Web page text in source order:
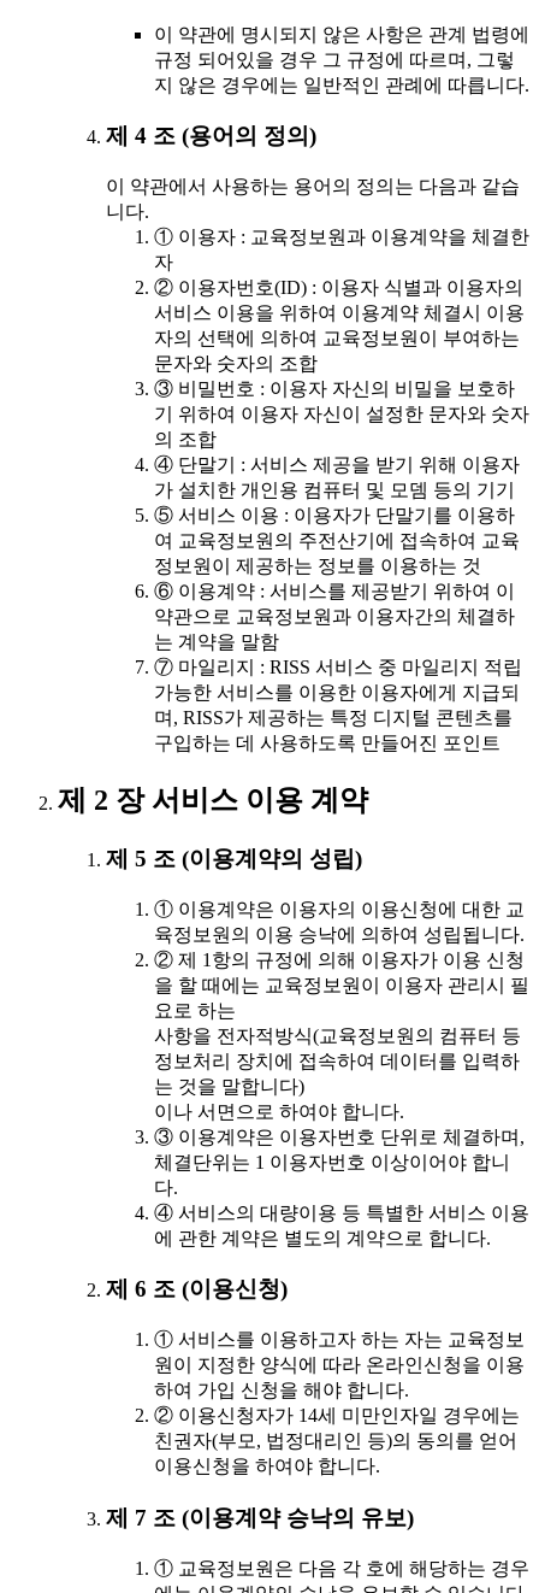
이 약관에 명시되지 않은 사항은 관계 법령에
규정 되어있을 경우 그 규정에 따르며, 그렇
지 않은 경우에는 일반적인 관례에 따릅니다.
제 4 조 (용어의 정의)
이 약관에서 사용하는 용어의 정의는 다음과 같습
니다.
① 이용자 : 교육정보원과 이용계약을 체결한
자
② 이용자번호(ID) : 이용자 식별과 이용자의
서비스 이용을 위하여 이용계약 체결시 이용
자의 선택에 의하여 교육정보원이 부여하는
문자와 숫자의 조합
③ 비밀번호 : 이용자 자신의 비밀을 보호하
기 위하여 이용자 자신이 설정한 문자와 숫자
의 조합
④ 단말기 : 서비스 제공을 받기 위해 이용자
가 설치한 개인용 컴퓨터 및 모뎀 등의 기기
⑤ 서비스 이용 : 이용자가 단말기를 이용하
여 교육정보원의 주전산기에 접속하여 교육
정보원이 제공하는 정보를 이용하는 것
⑥ 이용계약 : 서비스를 제공받기 위하여 이
약관으로 교육정보원과 이용자간의 체결하
는 계약을 말함
⑦ 마일리지 : RISS 서비스 중 마일리지 적립
가능한 서비스를 이용한 이용자에게 지급되
며, RISS가 제공하는 특정 디지털 콘텐츠를
구입하는 데 사용하도록 만들어진 포인트
제 2 장 서비스 이용 계약
제 5 조 (이용계약의 성립)
① 이용계약은 이용자의 이용신청에 대한 교
육정보원의 이용 승낙에 의하여 성립됩니다.
② 제 1항의 규정에 의해 이용자가 이용 신청
을 할 때에는 교육정보원이 이용자 관리시 필
요로 하는
사항을 전자적방식(교육정보원의 컴퓨터 등
정보처리 장치에 접속하여 데이터를 입력하
는 것을 말합니다)
이나 서면으로 하여야 합니다.
③ 이용계약은 이용자번호 단위로 체결하며,
체결단위는 1 이용자번호 이상이어야 합니
다.
④ 서비스의 대량이용 등 특별한 서비스 이용
에 관한 계약은 별도의 계약으로 합니다.
제 6 조 (이용신청)
① 서비스를 이용하고자 하는 자는 교육정보
원이 지정한 양식에 따라 온라인신청을 이용
하여 가입 신청을 해야 합니다.
② 이용신청자가 14세 미만인자일 경우에는
친권자(부모, 법정대리인 등)의 동의를 얻어
이용신청을 하여야 합니다.
제 7 조 (이용계약 승낙의 유보)
① 교육정보원은 다음 각 호에 해당하는 경우